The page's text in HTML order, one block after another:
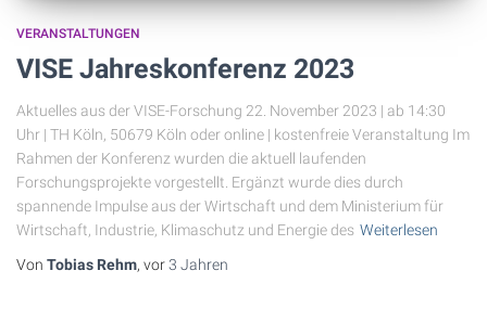
VERANSTALTUNGEN
VISE Jahreskonferenz 2023
Aktuelles aus der VISE-Forschung 22. November 2023 | ab 14:30
Uhr | TH Köln, 50679 Köln oder online | kostenfreie Veranstaltung Im
Rahmen der Konferenz wurden die aktuell laufenden
Forschungsprojekte vorgestellt. Ergänzt wurde dies durch
spannende Impulse aus der Wirtschaft und dem Ministerium für
Wirtschaft, Industrie, Klimaschutz und Energie des Weiterlesen
Von Tobias Rehm, vor3 Jahren